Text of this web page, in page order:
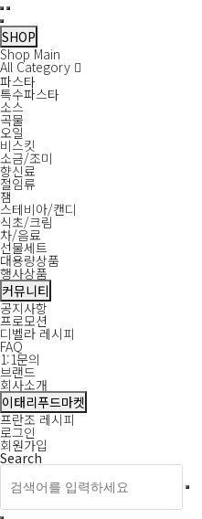
디
벨
라
메
뉴
열
기
검
색
메
뉴
닫
기
SHOP
Shop Main
All Category
파스타
특수파스타
소스
곡물
오일
비스킷
소금/조미
향신료
절임류
잼
스테비아/캔디
식초/크림
차/음료
선물세트
대용량상품
행사상품
커뮤니티
공지사항
프로모션
디벨라 레시피
FAQ
1:1문의
브랜드
회사소개
이태리푸드마켓
프란조 레시피
로그인
회원가입
Search
상
품
명
닫
기
SNS
목
록
보
기
디
벨
라
유
튜
브
디
벨
라
페
이
스
북
디
벨
라
인
스
타
그
램
팩
스
메
일
주
소
(주)
영
인
코
퍼
레
이
션
유
튜
브
페
이
스
북
인
스
타
그
램